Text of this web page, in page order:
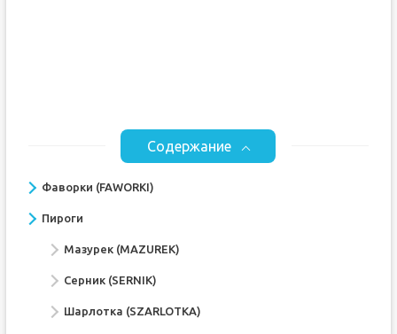
Содержание
Фаворки (FAWORKI)
Пироги
Мазурек (MAZUREK)
Серник (SERNIK)
Шарлотка (SZARLOTKA)